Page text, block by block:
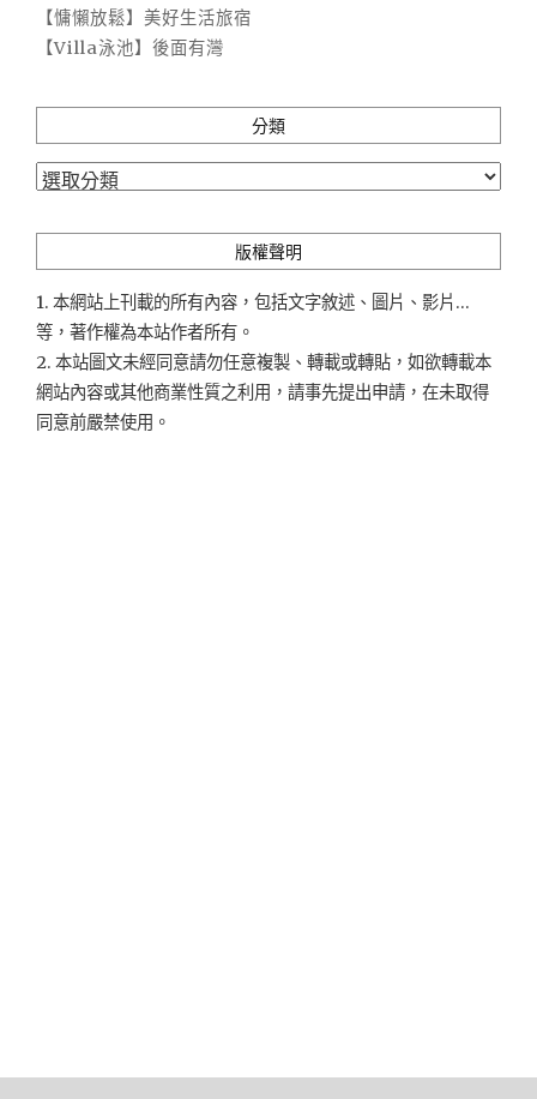
【慵懶放鬆】美好生活旅宿
【Villa泳池】後面有灣
分類
分
版權聲明
1. 本網站上刊載的所有內容，包括文字敘述、圖片、影片...
等，著作權為本站作者所有。
2. 本站圖文未經同意請勿任意複製、轉載或轉貼，如欲轉載本
網站內容或其他商業性質之利用，請事先提出申請，在未取得
同意前嚴禁使用。